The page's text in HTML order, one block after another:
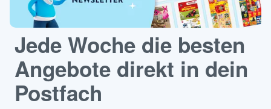
Jede Woche die besten
Angebote direkt in dein
Postfach